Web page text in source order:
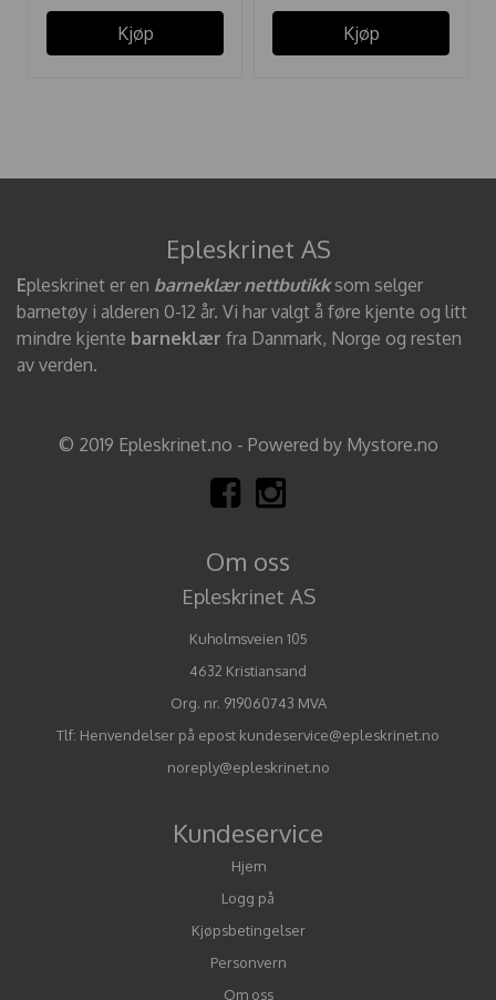
Kjøp Kjøp
Epleskrinet AS
Epleskrinet er en barneklær nettbutikksom selger
barnetøy i alderen 0-12 år. Vi har valgt å føre kjente og litt
mindre kjente barneklær fra Danmark, Norge og resten
av verden.
© 2019 Epleskrinet.no - Powered by Mystore.no
Om oss
Epleskrinet AS
Kuholmsveien 105
4632 Kristiansand
Org. nr. 919060743 MVA
Tlf: Henvendelser på epost kundeservice@epleskrinet.no
noreply@epleskrinet.no
Kundeservice
Hjem
Logg på
Kjøpsbetingelser
Personvern
Om oss